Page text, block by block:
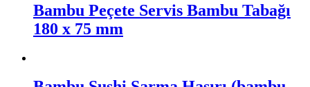
Bambu Peçete Servis Bambu Tabağı
180 x 75 mm